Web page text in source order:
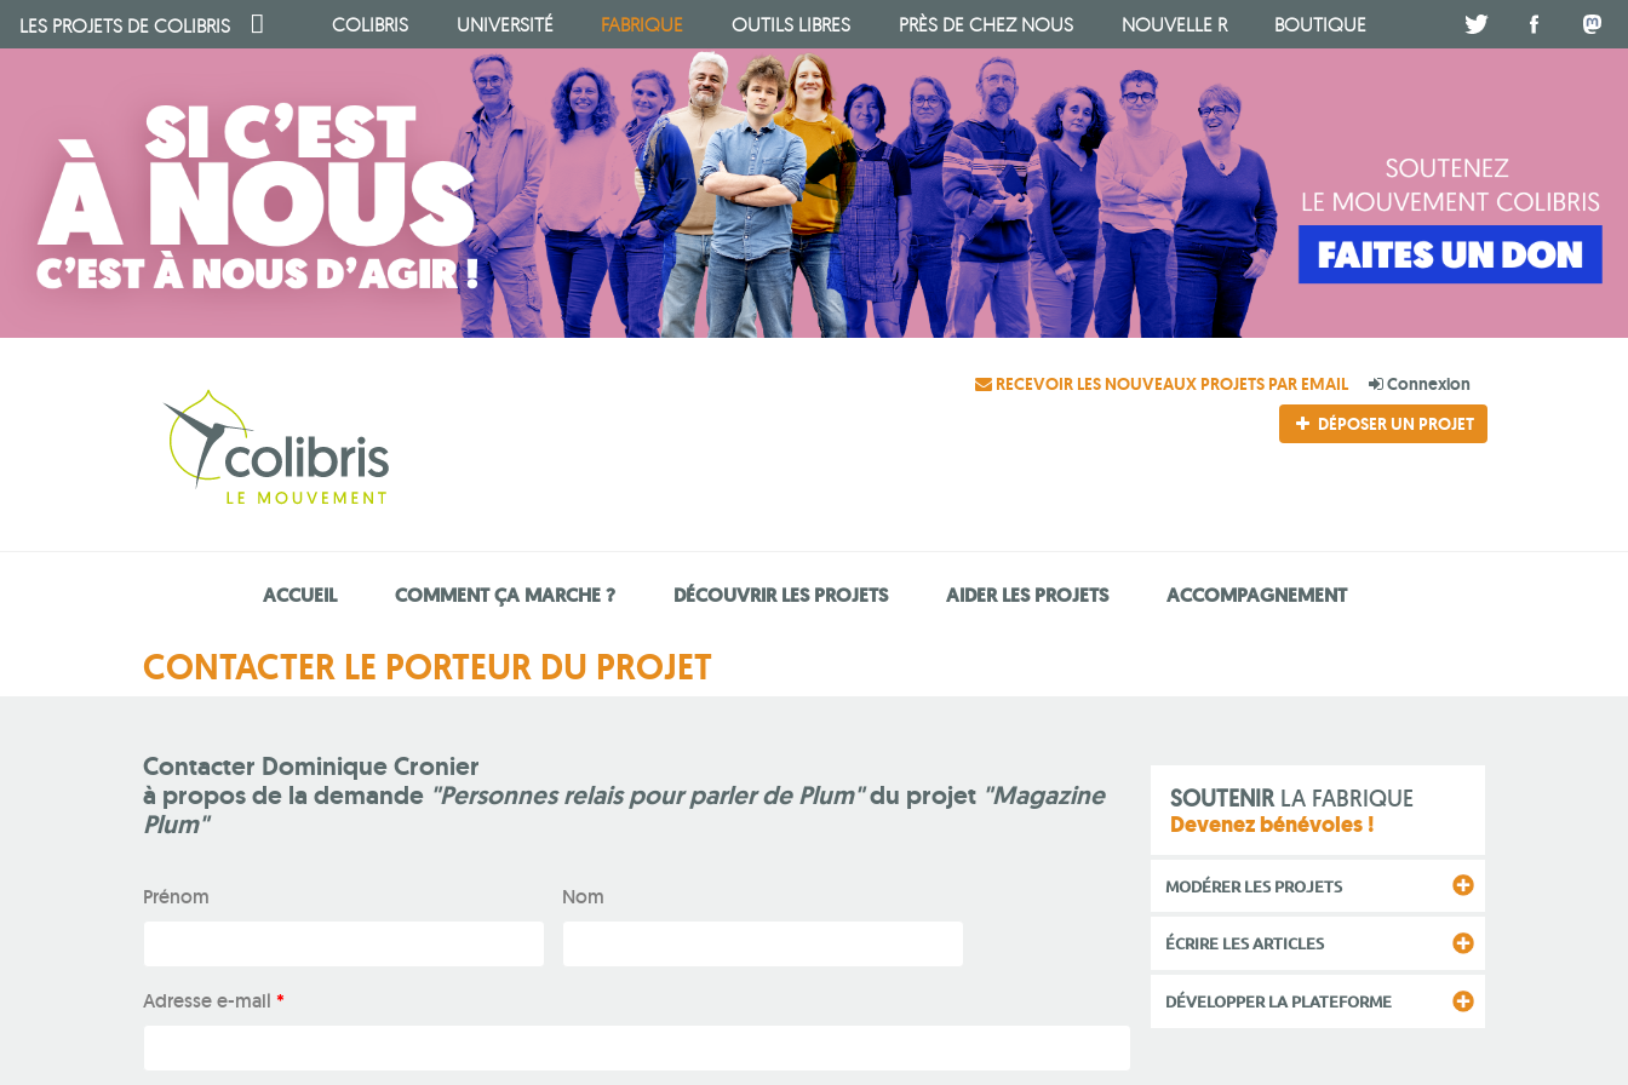
LES PROJETS DE COLIBRIS COLIBRIS UNIVERSITÉ FABRIQUE OUTILS LIBRES PRÈS DE CHEZ NOUS NOUVELLE R BOUTIQUE
RECEVOIR LES NOUVEAUX PROJETS PAR EMAIL
Connexion
DÉPOSER UN PROJET
ACCUEIL COMMENT ÇA MARCHE ? DÉCOUVRIR LES PROJETS AIDER LES PROJETS ACCOMPAGNEMENT
CONTACTER LE PORTEUR DU PROJET
Contacter Dominique Cronier
à propos de la demande "Personnes relais pour parler de Plum"du projet "Magazine
Plum"
Prénom Nom
Adresse e-mail *
SOUTENIR LA FABRIQUE
Devenez bénévoles !
MODÉRER LES PROJETS
ÉCRIRE LES ARTICLES
DÉVELOPPER LA PLATEFORME